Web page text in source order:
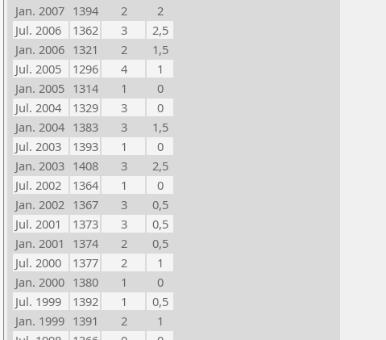
Jan. 2007 1394 2
2
Jul. 2006
1362 3
2,5
Jan. 2006 1321 2
1,5
Jul. 2005
1296 4
1
Jan. 2005 1314 1
0
Jul. 2004
1329 3
0
Jan. 2004 1383 3
1,5
Jul. 2003
1393 1
0
Jan. 2003 1408 3
2,5
Jul. 2002
1364 1
0
Jan. 2002 1367 3
0,5
Jul. 2001
1373 3
0,5
Jan. 2001
1374 2
0,5
Jul. 2000
1377 2
1
Jan. 2000 1380 1
0
Jul. 1999
1392 1
0,5
Jan. 1999 1391 2
1